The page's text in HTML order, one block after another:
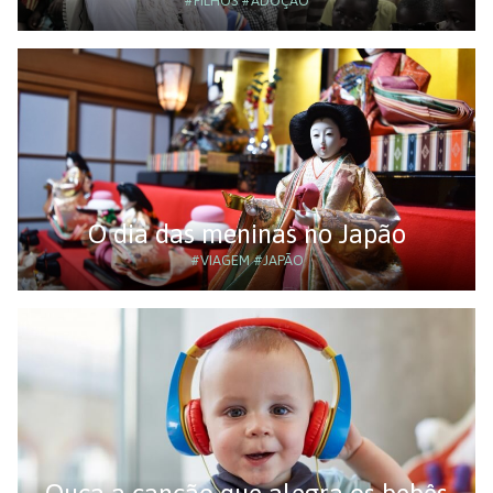
O dia das meninas no Japão
#VIAGEM#JAPÃO